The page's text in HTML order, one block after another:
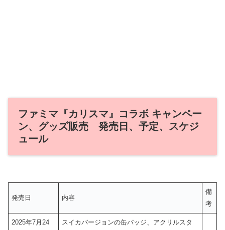
ファミマ『カリスマ』コラボ キャンペー
ン、グッズ販売 発売日、予定、スケジ
ュール
発売日 内容
備
考
2025年7月24
スイカバージョンの缶バッジ、アクリルスタ